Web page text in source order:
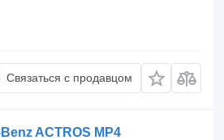
Связаться с продавцом
ACTROS MP4